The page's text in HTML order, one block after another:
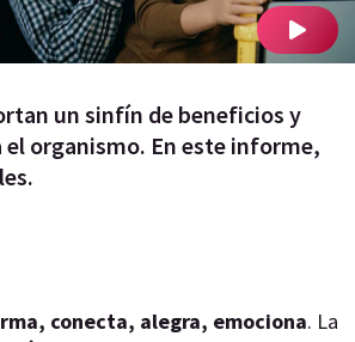
un sinfín de beneficios y
el organismo. En este informe,
conecta, alegra, emociona. La